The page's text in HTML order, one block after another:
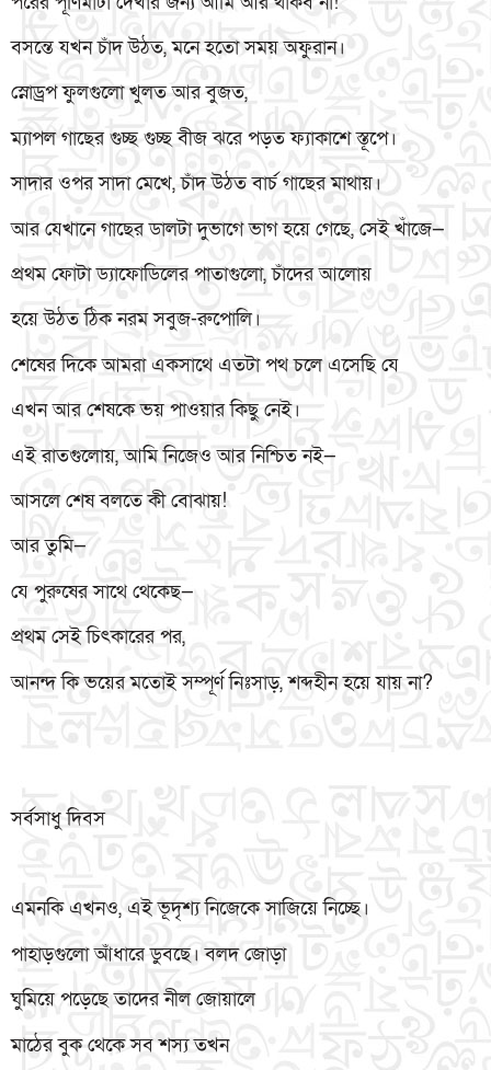
বসন্তে যখন চাঁদ উঠত, মনে হতো সময় অফুরান।
স্নোড্রপ ফুলগুলো খুলত আর বুজত,
ম্যাপল গাছের গুচ্ছ গুচ্ছ বীজ ঝরে পড়ত ফ্যাকাশে স্তূপে।
সাদার ওপর সাদা মেখে, চাঁদ উঠত বার্চ গাছের মাথায়।
আর যেখানে গাছের ডালটা দুভাগে ভাগ হয়ে গেছে, সেই খাঁজে—
প্রথম ফোটা ড্যাফোডিলের পাতাগুলো, চাঁদের আলোয়
হয়ে উঠত ঠিক নরম সবুজ-রুপোলি।
শেষের দিকে আমরা একসাথে এতটা পথ চলে এসেছি যে
এখন আর শেষকে ভয় পাওয়ার কিছু নেই।
এই রাতগুলোয়, আমি নিজেও আর নিশ্চিত নই—
আসলে শেষ বলতে কী বোঝায়!
আর তুমি—
যে পুরুষের সাথে থেকেছ—
প্রথম সেই চিৎকারের পর,
আনন্দ কি ভয়ের মতোই সম্পূর্ণ নিঃসাড়, শব্দহীন হয়ে যায় না?
সর্বসাধু দিবস
এমনকি এখনও, এই ভূদৃশ্য নিজেকে সাজিয়ে নিচ্ছে।
পাহাড়গুলো আঁধারে ডুবছে। বলদ জোড়া
ঘুমিয়ে পড়েছে তাদের নীল জোয়ালে
মাঠের বুক থেকে সব শস্য তখন